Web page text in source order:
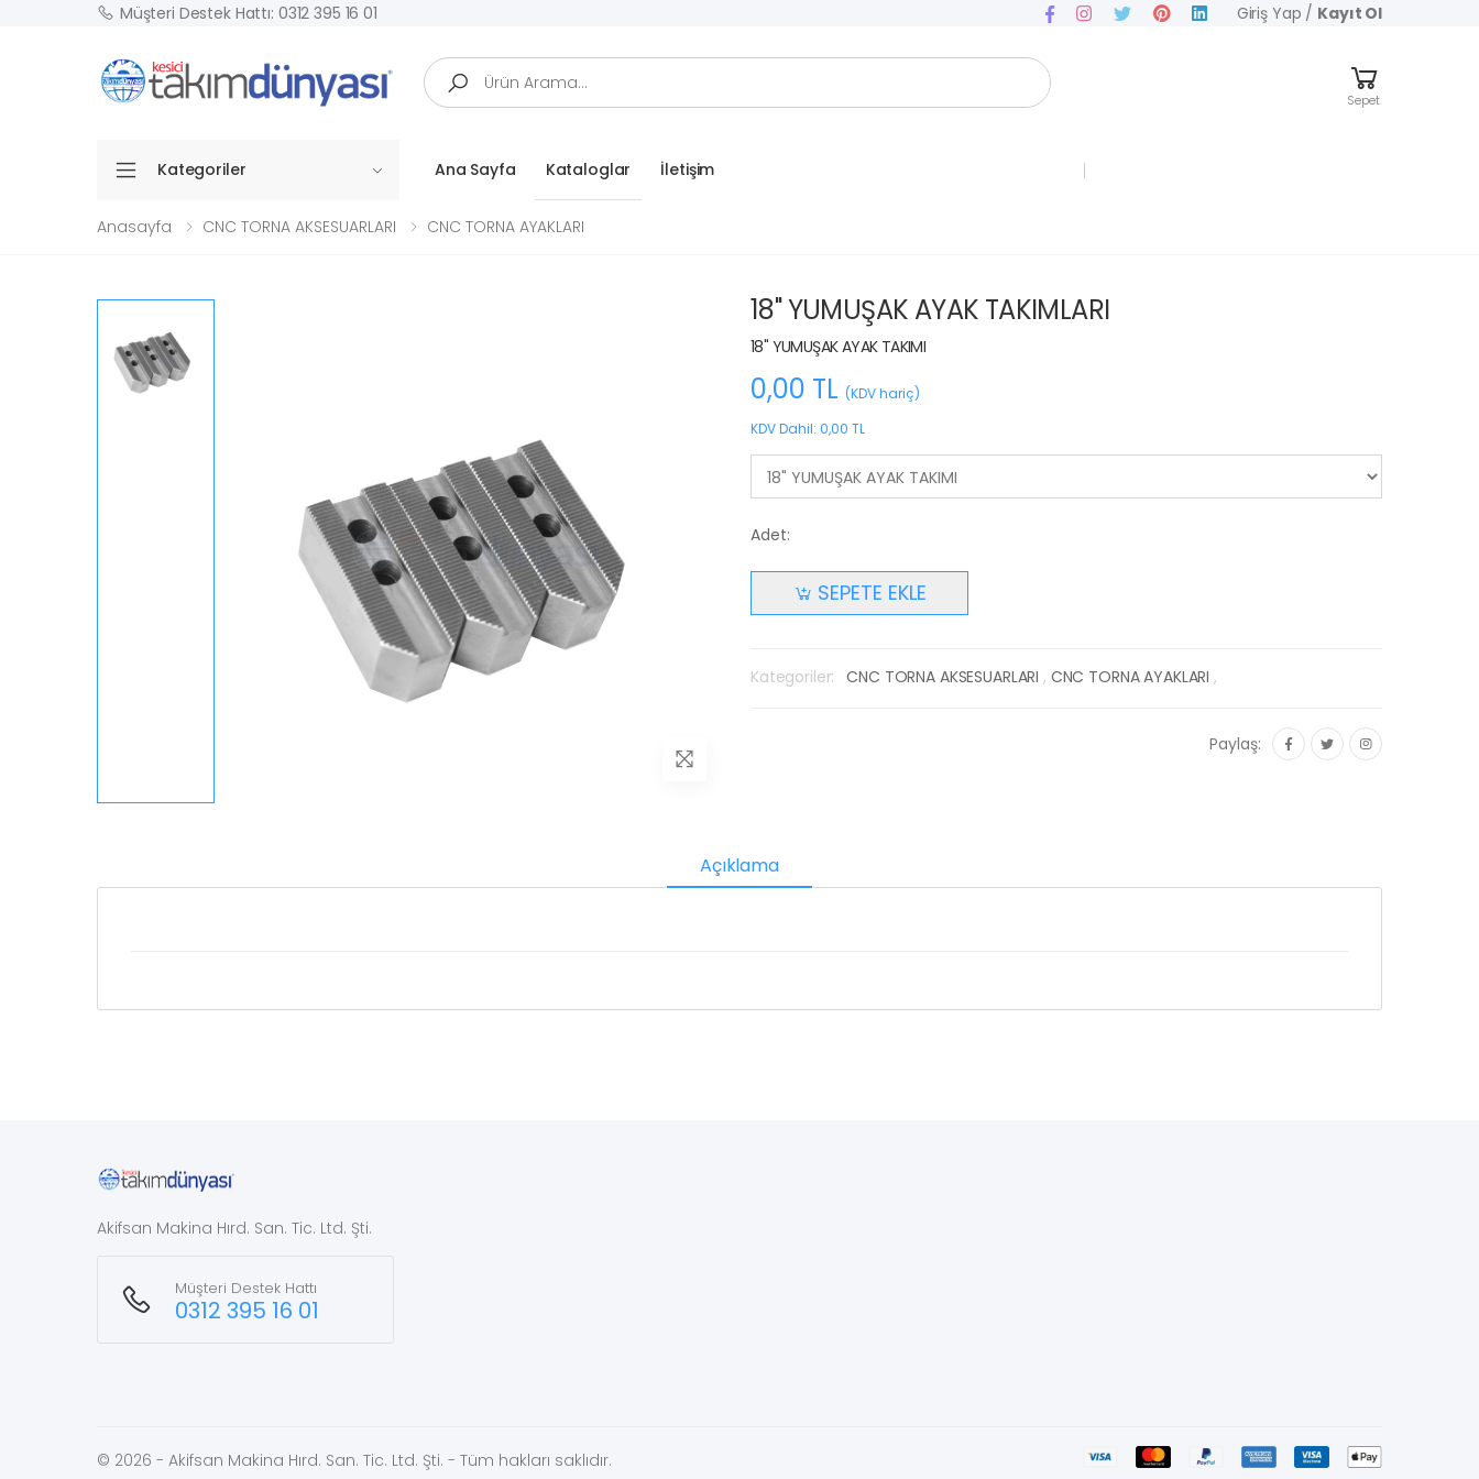
Müşteri Destek Hattı: 0312 395 16 01 Giriş Yap / Kayıt Ol
Arama
Sepet
Kategoriler Ana Sayfa Kataloglar İletişim
Anasayfa CNC TORNA AKSESUARLARI CNC TORNA AYAKLARI
18" YUMUŞAK AYAK TAKIMLARI
18" YUMUŞAK AYAK TAKIMI
0,00 TL (KDV hariç)
KDV Dahil: 0,00 TL
Adet:
SEPETE EKLE
Kategoriler: CNC TORNA AKSESUARLARI , CNC TORNA AYAKLARI ,
Paylaş:
Açıklama
Akifsan Makina Hırd. San. Tic. Ltd. Şti.
Müşteri Destek Hattı
0312 395 16 01
© 2026 - Akifsan Makina Hırd. San. Tic. Ltd. Şti. - Tüm hakları saklıdır.